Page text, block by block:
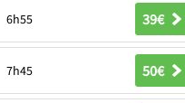
6h55 39€
7h45 50€